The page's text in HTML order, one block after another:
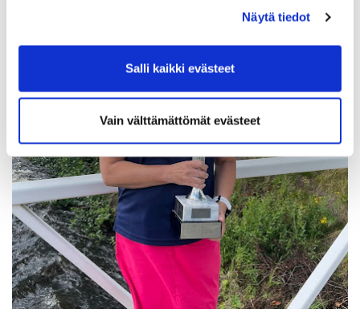
Näytä tiedot
Salli kaikki evästeet
Vain välttämättömät evästeet